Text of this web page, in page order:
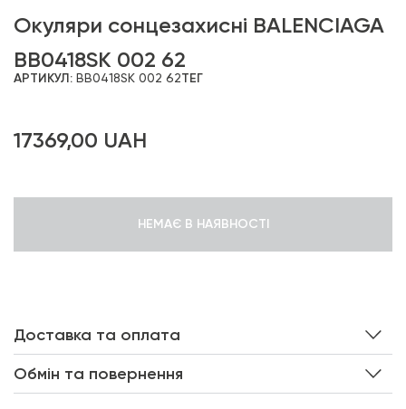
Окуляри сонцезахисні BALENCIAGA
BB0418SK 002 62
АРТИКУЛ: BB0418SK 002 62ТЕГ
17369,00 UAH
НЕМАЄ В НАЯВНОСТІ
Доставка та оплата
Обмін та повернення